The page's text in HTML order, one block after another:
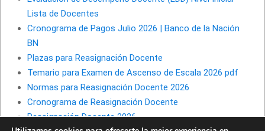
Lista de Docentes
Cronograma de Pagos Julio 2026 | Banco de la Nación
BN
Plazas para Reasignación Docente
Temario para Examen de Ascenso de Escala 2026 pdf
Normas para Reasignación Docente 2026
Cronograma de Reasignación Docente
Reasignación Docente 2026